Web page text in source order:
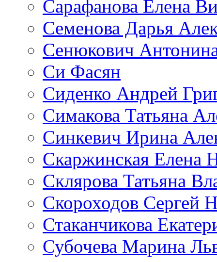
Сарафанова Елена
Семенова Дарья
Сенюкович
Си Фасян
Сиденко Андрей
Симакова Татьяна
Синкевич Ирина
Скаржинская Елена
Склярова Татьяна
Скороходов Сергей
Стаканчикова
Субочева Марина